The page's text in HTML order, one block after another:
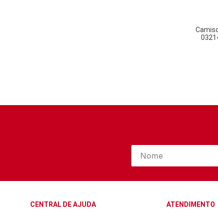
CENTRAL DE AJUDA ATENDIMENTO